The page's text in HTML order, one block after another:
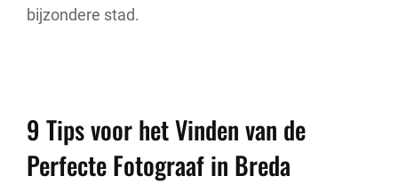
bijzondere stad.
9 Tips voor het Vinden van de
Perfecte Fotograaf in Breda